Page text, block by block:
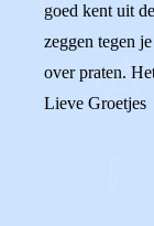
goed kent uit
zeggen tegen
over praten.
Lieve Groetjes